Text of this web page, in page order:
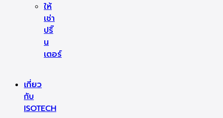
ให้
เช่า
ปริ๊
น
เตอร์
เกี่ยว
กับ
ISOTECH